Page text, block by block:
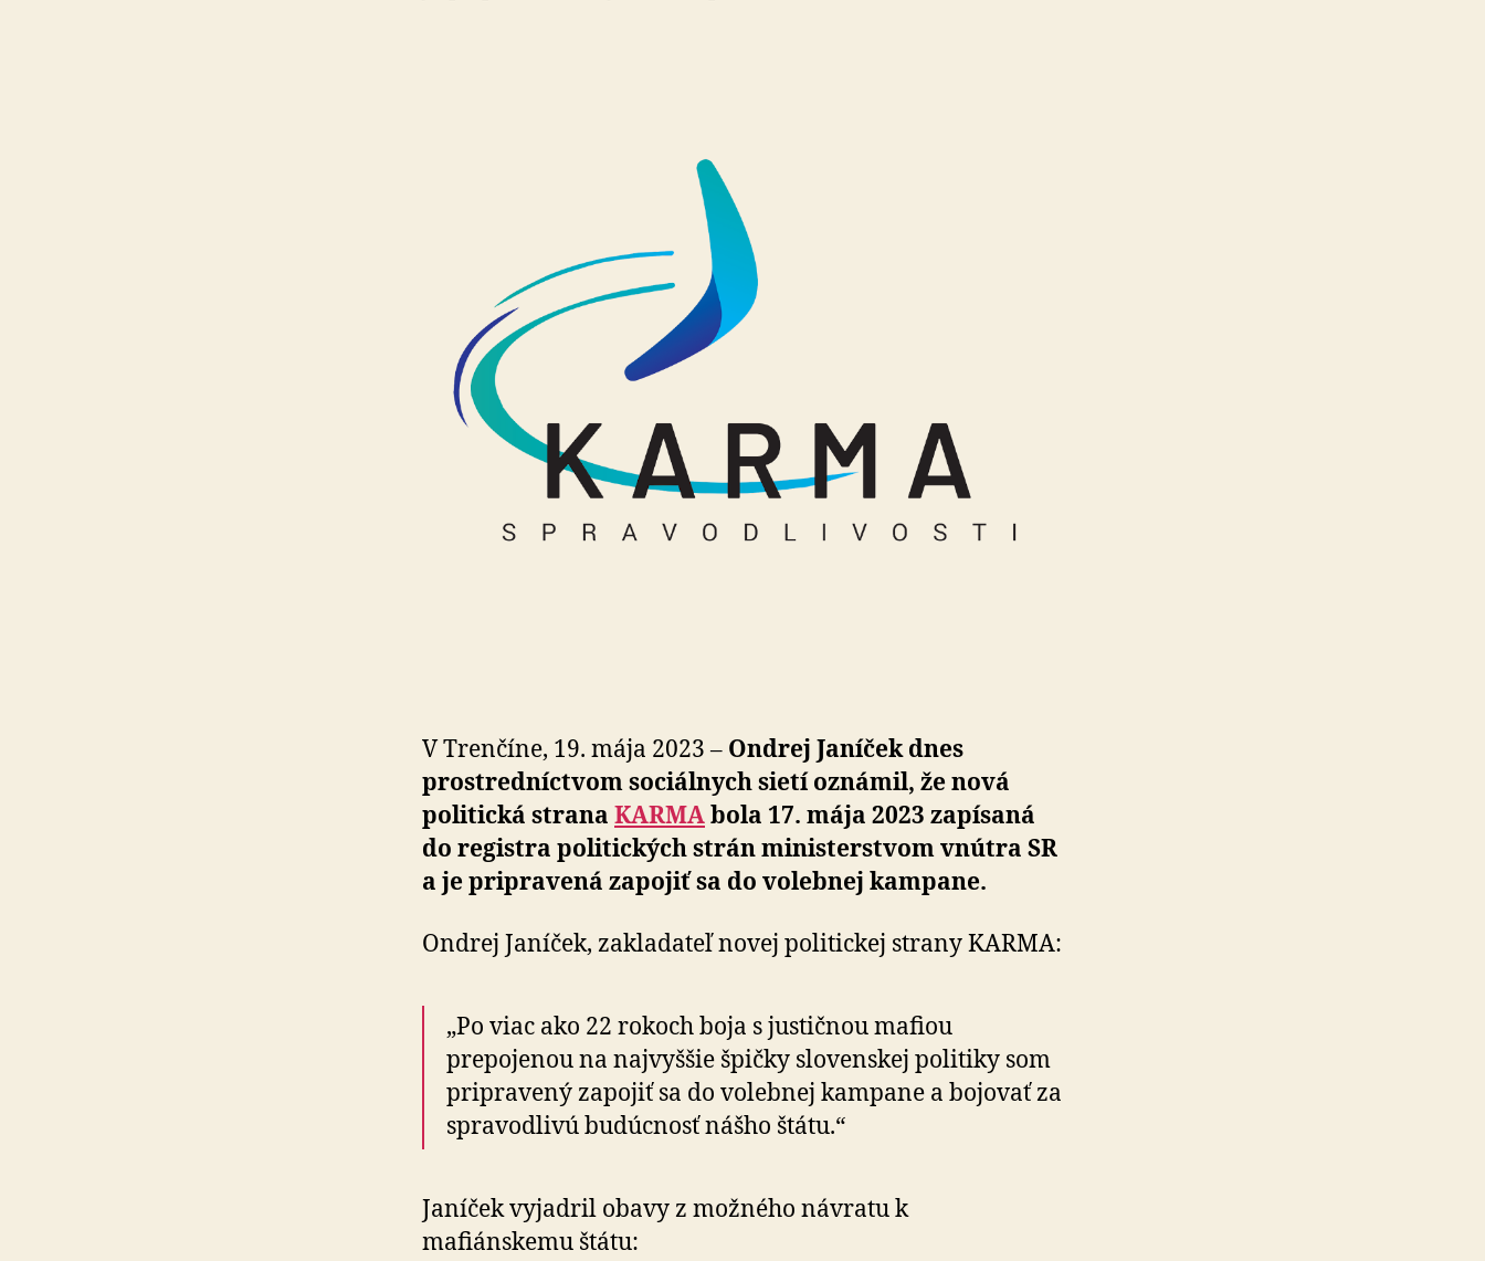
V Trenčíne, 19. mája 2023 – Ondrej Janíček dnes
prostredníctvom sociálnych sietí oznámil, že nová
politická strana KARMAbola 17. mája 2023 zapísaná
do registra politických strán ministerstvom vnútra SR
a je pripravená zapojiť sa do volebnej kampane.
Ondrej Janíček, zakladateľ novej politickej strany KARMA:
„Po viac ako 22 rokoch boja s justičnou mafiou
prepojenou na najvyššie špičky slovenskej politiky som
pripravený zapojiť sa do volebnej kampane a bojovať za
spravodlivú budúcnosť nášho štátu.“
Janíček vyjadril obavy z možného návratu k
mafiánskemu štátu: